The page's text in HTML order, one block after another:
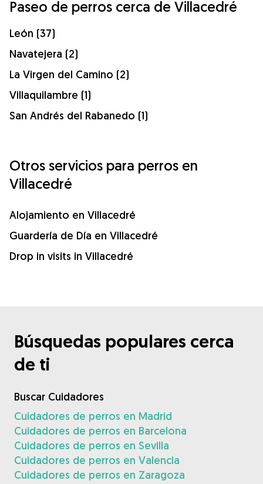
Paseo de perros cerca de Villacedré
León (37)
Navatejera (2)
La Virgen del Camino (2)
Villaquilambre (1)
San Andrés del Rabanedo (1)
Otros servicios para perros en
Villacedré
Alojamiento en Villacedré
Guardería de Día en Villacedré
Drop in visits in Villacedré
Búsquedas populares cerca
de ti
Buscar Cuidadores
Cuidadores de perros en Madrid
Cuidadores de perros en Barcelona
Cuidadores de perros en Sevilla
Cuidadores de perros en Valencia
Cuidadores de perros en Zaragoza